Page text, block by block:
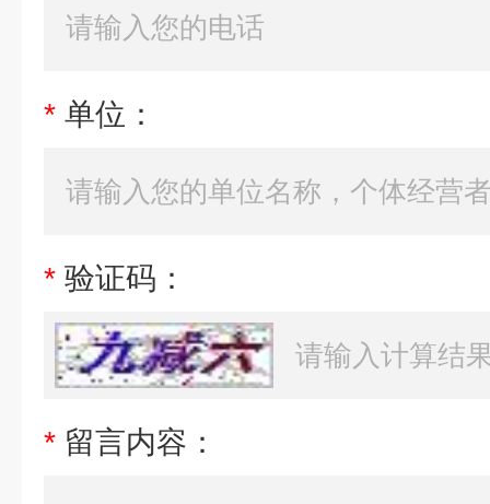
* 单位：
* 验证码：
* 留言内容：